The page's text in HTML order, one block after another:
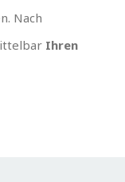
Nach
Ihren